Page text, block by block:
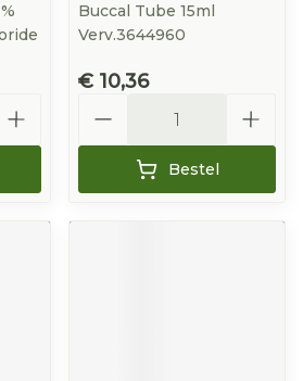
Buccal Tube 15ml
Verv.3644960
€ 10,36
Bestel